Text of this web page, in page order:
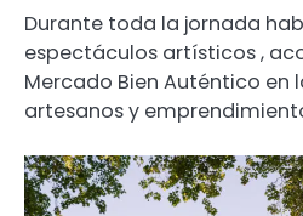
Durante toda la jornada
espectáculos artísticos ,
Mercado Bien Auténtico en
artesanos y